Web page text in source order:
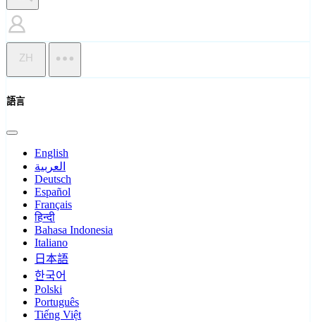
ZH
語言
English
العربية
Deutsch
Español
Français
हिन्दी
Bahasa Indonesia
Italiano
日本語
한국어
Polski
Português
Tiếng Việt